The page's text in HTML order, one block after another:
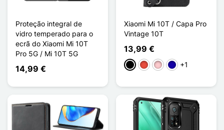
Proteção integral de
vidro temperado para o
ecrã do Xiaomi Mi 10T
Pro 5G / Mi 10T 5G
14,99 €
Xiaomi Mi 10T / Capa Pro
Vintage 10T
13,99 €
PretoVermelho
RosaAzul Escuro
+1